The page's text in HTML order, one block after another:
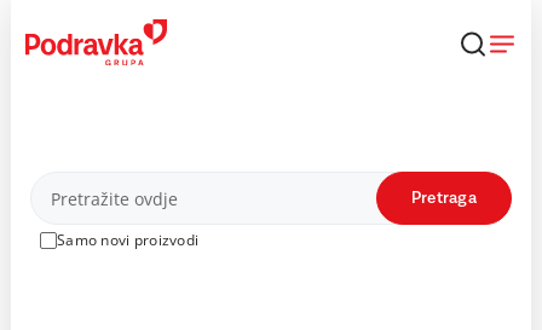
content
Proizvodi
Samo novi proizvodi
Pretraga